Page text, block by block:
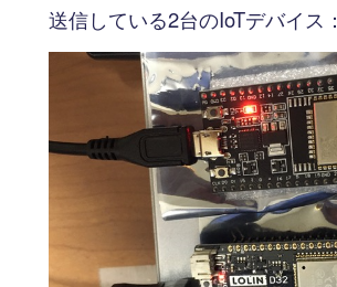
送信している2台のIoTデバイス：